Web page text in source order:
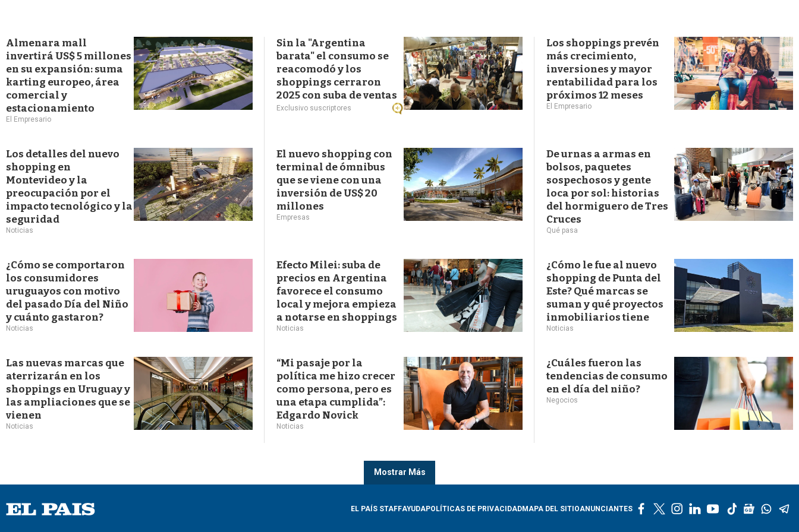
e
d
a
Almenara mall
invertirá US$ 5 millones
en su expansión: suma
karting europeo, área
comercial y
estacionamiento
El Empresario
Sin la "Argentina
barata" el consumo se
reacomodó y los
shoppings cerraron
2025 con suba de ventas
Exclusivo suscriptores
Los shoppings prevén
más crecimiento,
inversiones y mayor
rentabilidad para los
próximos 12 meses
El Empresario
Los detalles del nuevo
shopping en
Montevideo y la
preocupación por el
impacto tecnológico y la
seguridad
Noticias
El nuevo shopping con
terminal de ómnibus
que se viene con una
inversión de US$ 20
millones
Empresas
De urnas a armas en
bolsos, paquetes
sospechosos y gente
loca por sol: historias
del hormiguero de Tres
Cruces
Qué pasa
¿Cómo se comportaron
los consumidores
uruguayos con motivo
del pasado Día del Niño
y cuánto gastaron?
Noticias
Efecto Milei: suba de
precios en Argentina
favorece el consumo
local y mejora empieza
a notarse en shoppings
Noticias
¿Cómo le fue al nuevo
shopping de Punta del
Este? Qué marcas se
suman y qué proyectos
inmobiliarios tiene
Noticias
Las nuevas marcas que
aterrizarán en los
shoppings en Uruguay y
las ampliaciones que se
vienen
Noticias
“Mi pasaje por la
política me hizo crecer
como persona, pero es
una etapa cumplida”:
Edgardo Novick
Noticias
¿Cuáles fueron las
tendencias de consumo
en el día del niño?
Negocios
Mostrar Más
EL PAÍS STAFFAYUDAPOLÍTICAS DE PRIVACIDADMAPA DEL SITIOANUNCIANTES
l
y
t
g
w